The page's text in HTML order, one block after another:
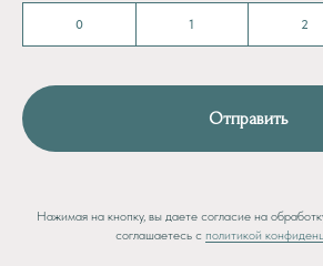
0 1 2
Отправить
Нажимая на кнопку, вы даете согласие на
соглашаетесь c политикой